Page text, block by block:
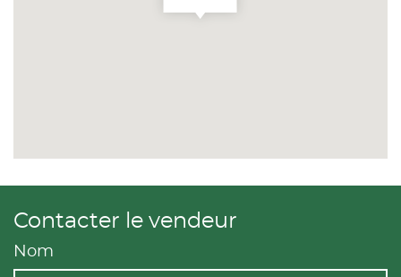
Contacter le vendeur
Nom